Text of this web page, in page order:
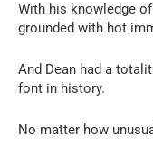
With his knowledge
grounded with hot
And Dean had a
font in history.
No matter how